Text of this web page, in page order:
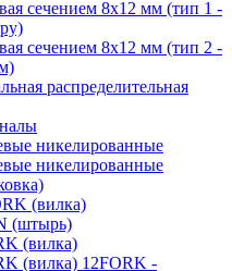
сечением 8х12 мм (тип 1 -
сечением 8х12 мм (тип 2 -
распределительная
никелированные
никелированные
(вилка)
(штырь)
(вилка)
(вилка) 12FORK -